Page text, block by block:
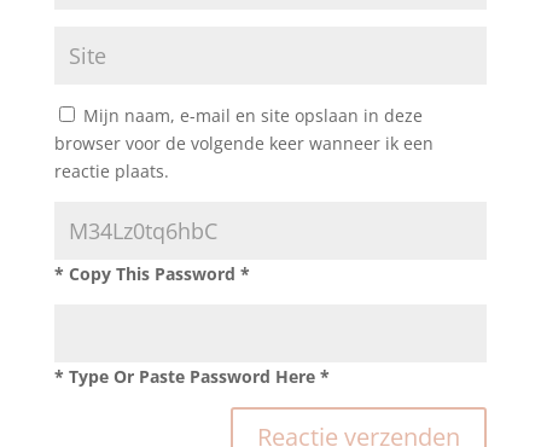
Mijn naam, e-mail en site opslaan in deze
browser voor de volgende keer wanneer ik een
reactie plaats.
* Copy This Password *
* Type Or Paste Password Here *